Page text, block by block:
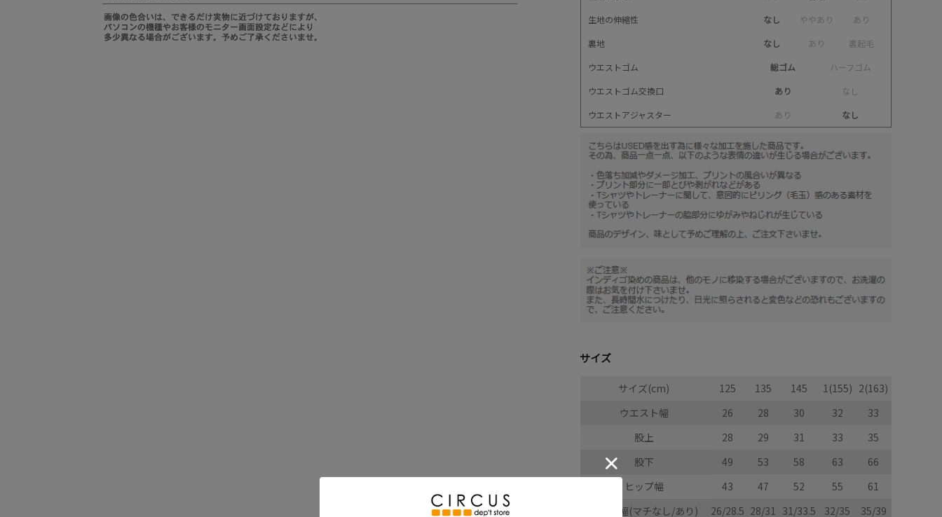
生地の伸縮性
なし ややあ り あ り
裏地
なし あ り 裏起毛
ウエストゴム
総ゴム ハーフ ゴ ム
ウエストゴム交換口
あり な し
ウエストアジャスター
あ り なし
サイズ
サイズ(cm) 125 135 145 1(155) 2(163)
ウエスト幅
26 28 30 32
33
股上
28 29 31 33
35
股下
49 53 58 63
66
ヒップ幅
43 47 52 55
61
わたり幅(マチなし/あり)
26/28.5 28/31 31/33.5 32/35
35/39